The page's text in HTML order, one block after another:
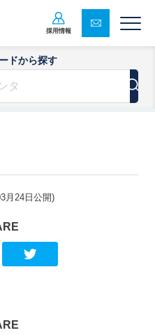
採用情報
ドから探す
月24日公開)